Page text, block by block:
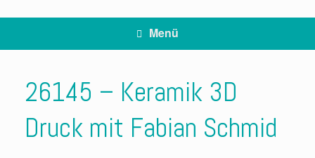
Menü
26145 – Keramik 3D
Druck mit Fabian Schmid